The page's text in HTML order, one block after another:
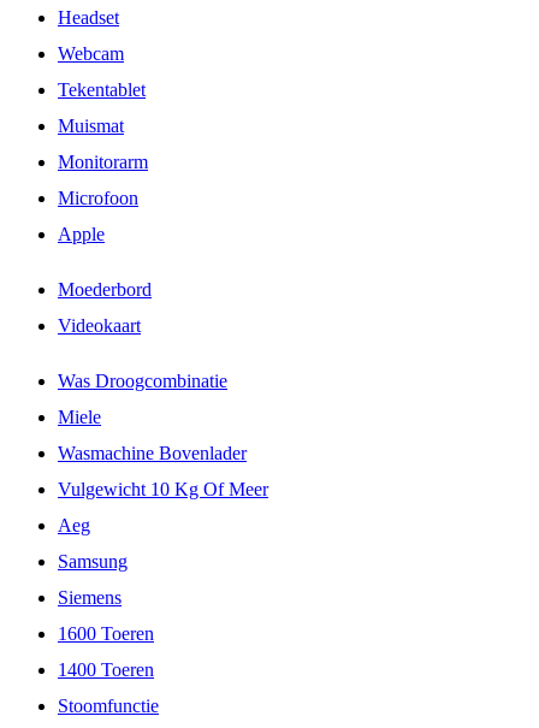
Headset
Webcam
Tekentablet
Muismat
Monitorarm
Microfoon
Apple
Moederbord
Videokaart
Was Droogcombinatie
Miele
Wasmachine Bovenlader
Vulgewicht 10 Kg Of Meer
Aeg
Samsung
Siemens
1600 Toeren
1400 Toeren
Stoomfunctie